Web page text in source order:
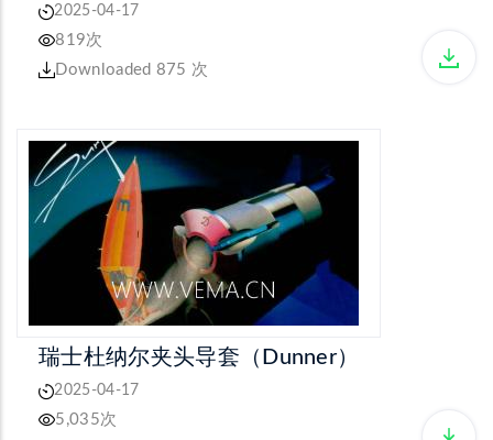
2025-04-17
819次
Downloaded 875 次
瑞士杜纳尔夹头导套（Dunner）
2025-04-17
5,035次